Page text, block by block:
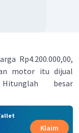
Rp4.200.000,00,
motor itu dijual
besar
Klaim